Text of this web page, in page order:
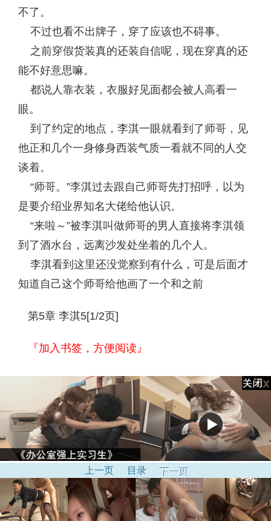
不了。
不过也看不出牌子，穿了应该也不碍事。
之前穿假货装真的还装自信呢，现在穿真的还
能不好意思嘛。
都说人靠衣装，衣服好见面都会被人高看一
眼。
到了约定的地点，李淇一眼就看到了师哥，见
他正和几个一身修身西装气质一看就不同的人交
谈着。
“师哥。”李淇过去跟自己师哥先打招呼，以为
是要介绍业界知名大佬给他认识。
“来啦～”被李淇叫做师哥的男人直接将李淇领
到了酒水台，远离沙发处坐着的几个人。
李淇看到这里还没觉察到有什么，可是后面才
知道自己这个师哥给他画了一个和之前
第5章 李淇5[1/2页]
『加入书签，方便阅读』
上一页 目录 下一页